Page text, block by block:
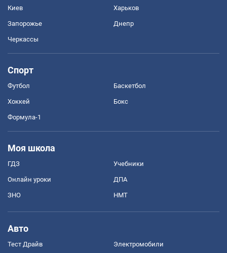
Киев Харьков
Запорожье Днепр
Черкассы
Спорт
Футбол Баскетбол
Хоккей Бокс
Формула-1
Моя школа
ГДЗ Учебники
Онлайн уроки ДПА
ЗНО НМТ
Авто
Тест Драйв Электромобили